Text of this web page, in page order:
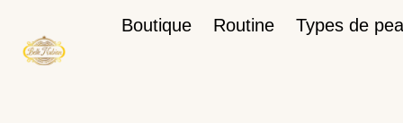
Boutique Routine Types de